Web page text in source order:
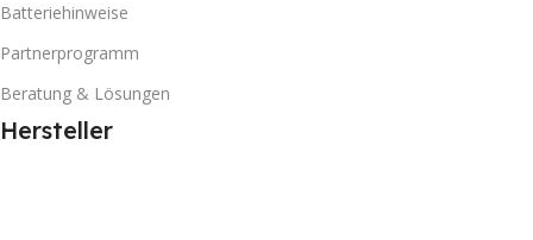
Batteriehinweise
Partnerprogramm
Beratung & Lösungen
Hersteller